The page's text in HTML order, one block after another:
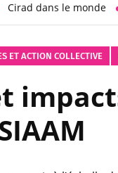
Cirad dans le monde
ET ACTION COLLECTIVE